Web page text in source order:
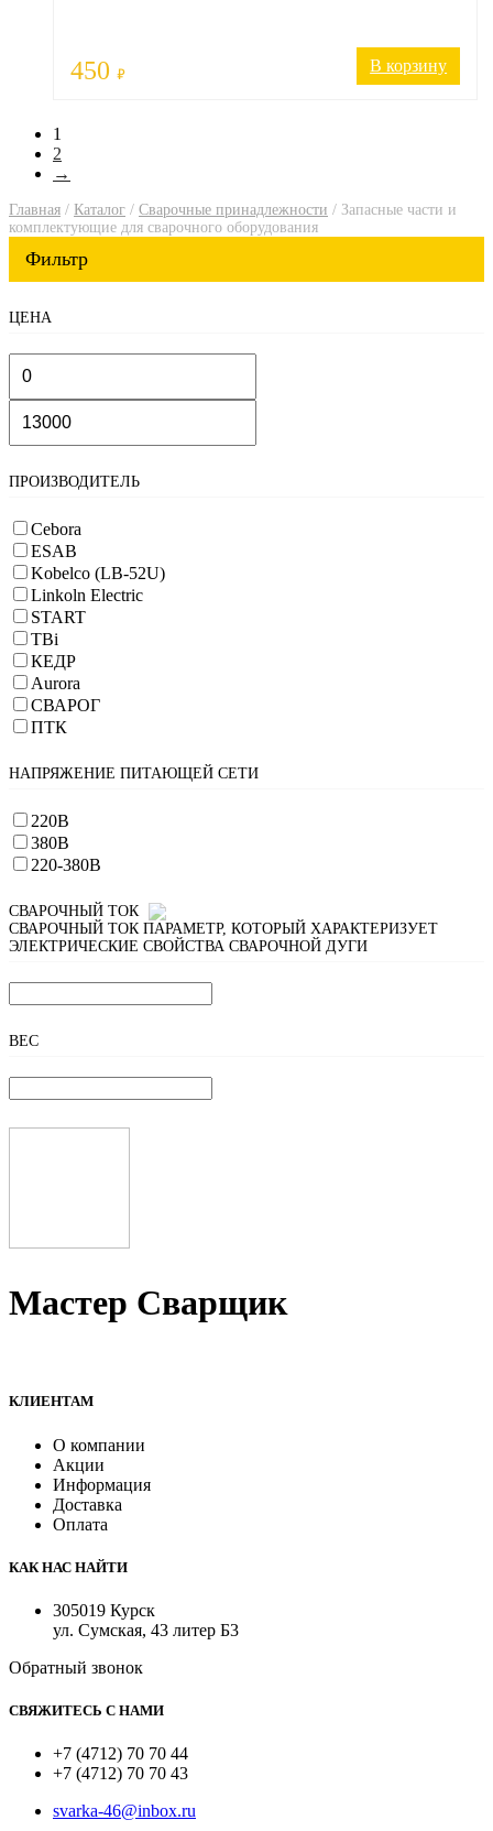
Главная / Каталог / Сварочные принадлежности / Запасные части и
комплектующие для сварочного оборудования
ЦЕНА
ПРОИЗВОДИТЕЛЬ
Cebora
ESAB
Kobelco (LB-52U)
Linkoln Electric
START
TBi
КЕДР
Aurora
СВАРОГ
ПТК
НАПРЯЖЕНИЕ ПИТАЮЩЕЙ СЕТИ
220В
380В
220-380В
СВАРОЧНЫЙ ТОК
СВАРОЧНЫЙ ТОК ПАРАМЕТР, КОТОРЫЙ ХАРАКТЕРИЗУЕТ
ЭЛЕКТРИЧЕСКИЕ СВОЙСТВА СВАРОЧНОЙ ДУГИ
ВЕС
450 ₽ В корзину
1
2
→
Мастер Сварщик
КЛИЕНТАМ
О компании
Акции
Информация
Доставка
Оплата
КАК НАС НАЙТИ
305019 Курск
ул. Сумская, 43 литер Б3
Обратный звонок
СВЯЖИТЕСЬ С НАМИ
+7 (4712) 70 70 44
+7 (4712) 70 70 43
svarka-46@inbox.ru